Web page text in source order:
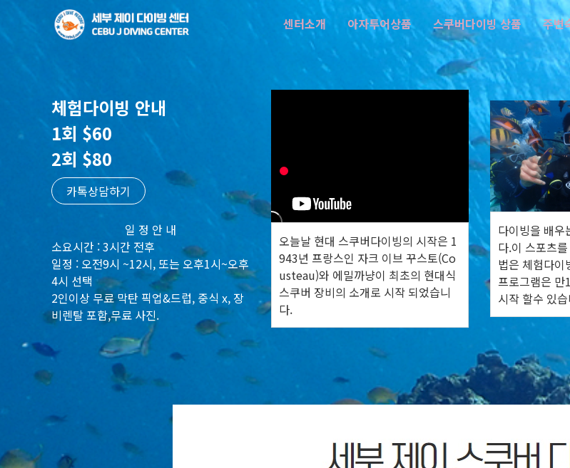
센터소개 아자투어상품 스쿠버다이빙 상품 주변
체험다이빙 안내
1회 $60
2회 $80
카톡상담하기
일 정 안 내
소요시간 : 3시간 전후
일정 : 오전9시 ~12시, 또는 오후1시~오후
4시 선택
2인이상 무료 막탄 픽업&드럽, 중식 x, 장
비렌탈 포함,무료 사진.
오늘날 현대 스쿠버다이빙의 시작은 1
943년 프랑스인 자크 이브 꾸스토(Co
usteau)와 에밀까냥이 최초의 현대식
스쿠버 장비의 소개로 시작 되었습니
다.
다이빙을 배우
다.이 스포츠
법은 체험다이
프로그램은 만
시작 할수 있